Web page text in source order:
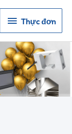
Thực
đơn
Thực đơn